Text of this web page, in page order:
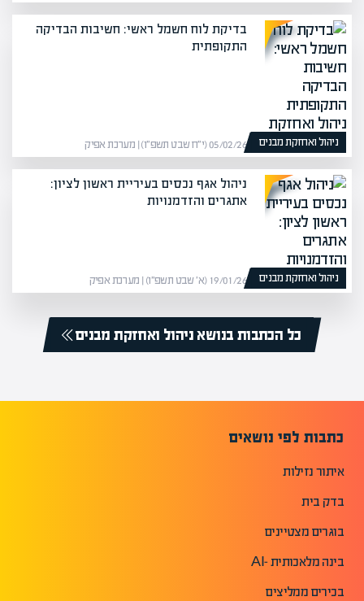
ניהול ואחזקת מבנים
בדיקת לוח חשמל ראשי: חשיבות הבדיקה
התקופתית
05/02/26 (י״ח שבט תשפ״ו) | מערכת אפיק
ניהול ואחזקת מבנים
ניהול אגף נכסים בעיריית ראשון לציון:
אתגרים והזדמנויות
19/01/26 (א׳ שבט תשפ״ו) | מערכת אפיק
כל הכתבות בנושא ניהול ואחזקת מבנים
כתבות לפי נושאים
איתור נזילות
בדק בית
בוגרים מצטיינים
בינה מלאכותית -AI
בכירים ממליצים